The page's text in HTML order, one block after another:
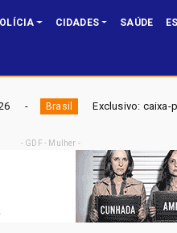
CIDADES SAÚDE
caixa-preta revela piloto
- GDF - Mulher -